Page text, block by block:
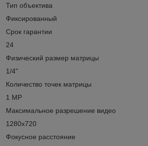
Тип объектива
Фиксированный
Срок гарантии
24
Физический размер матрицы
1/4"
Количество точек матрицы
1 MP
Максимальное разрешение видео
1280х720
Фокусное расстояние